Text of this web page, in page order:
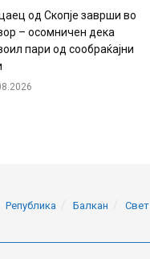
од Скопје заврши во
– осомничен дека
пари од сообраќајни
Република Балкан Свет